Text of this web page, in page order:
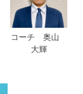
コーチ 奥山
大輝